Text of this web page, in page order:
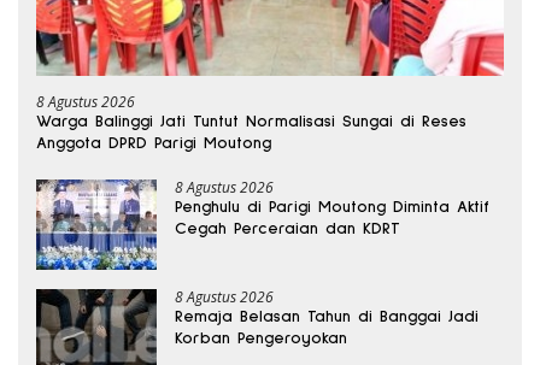
8 Agustus 2026
Warga Balinggi Jati Tuntut Normalisasi Sungai di Reses
Anggota DPRD Parigi Moutong
8 Agustus 2026
Penghulu di Parigi Moutong Diminta Aktif
Cegah Perceraian dan KDRT
8 Agustus 2026
Remaja Belasan Tahun di Banggai Jadi
Korban Pengeroyokan